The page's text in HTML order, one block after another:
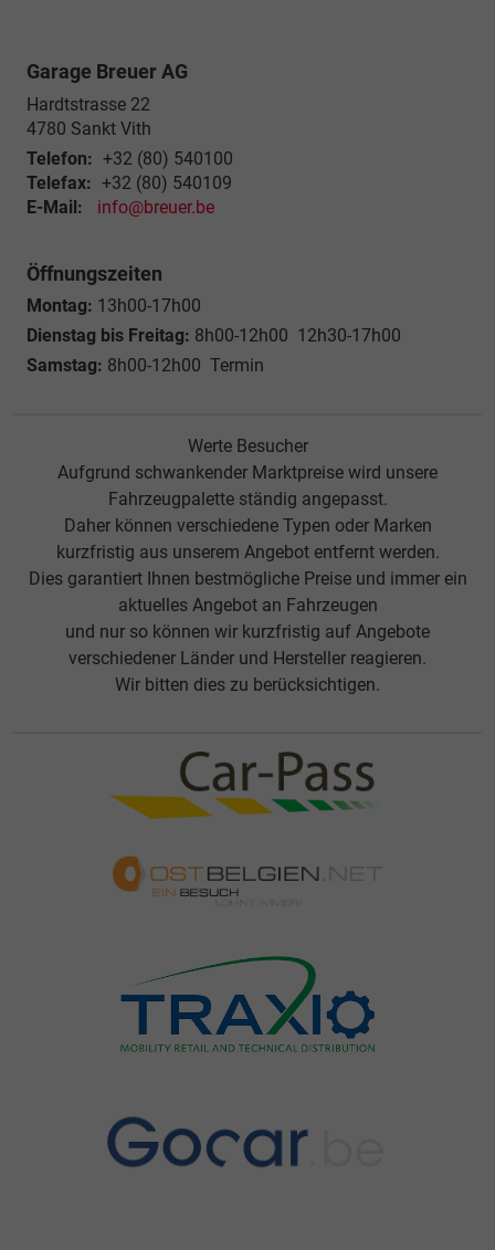
Garage Breuer AG
Hardtstrasse 22
4780 Sankt Vith
Telefon: +32 (80) 540100
Telefax: +32 (80) 540109
E-Mail:
info@breuer.be
Öffnungszeiten
Montag: 13h00-17h00
Dienstag bis Freitag: 8h00-12h00 12h30-17h00
Samstag: 8h00-12h00 Termin
Werte Besucher
Aufgrund schwankender Marktpreise wird unsere
Fahrzeugpalette ständig angepasst.
Daher können verschiedene Typen oder Marken
kurzfristig aus unserem Angebot entfernt werden.
Dies garantiert Ihnen bestmögliche Preise und immer ein
aktuelles Angebot an Fahrzeugen
und nur so können wir kurzfristig auf Angebote
verschiedener Länder und Hersteller reagieren.
Wir bitten dies zu berücksichtigen.